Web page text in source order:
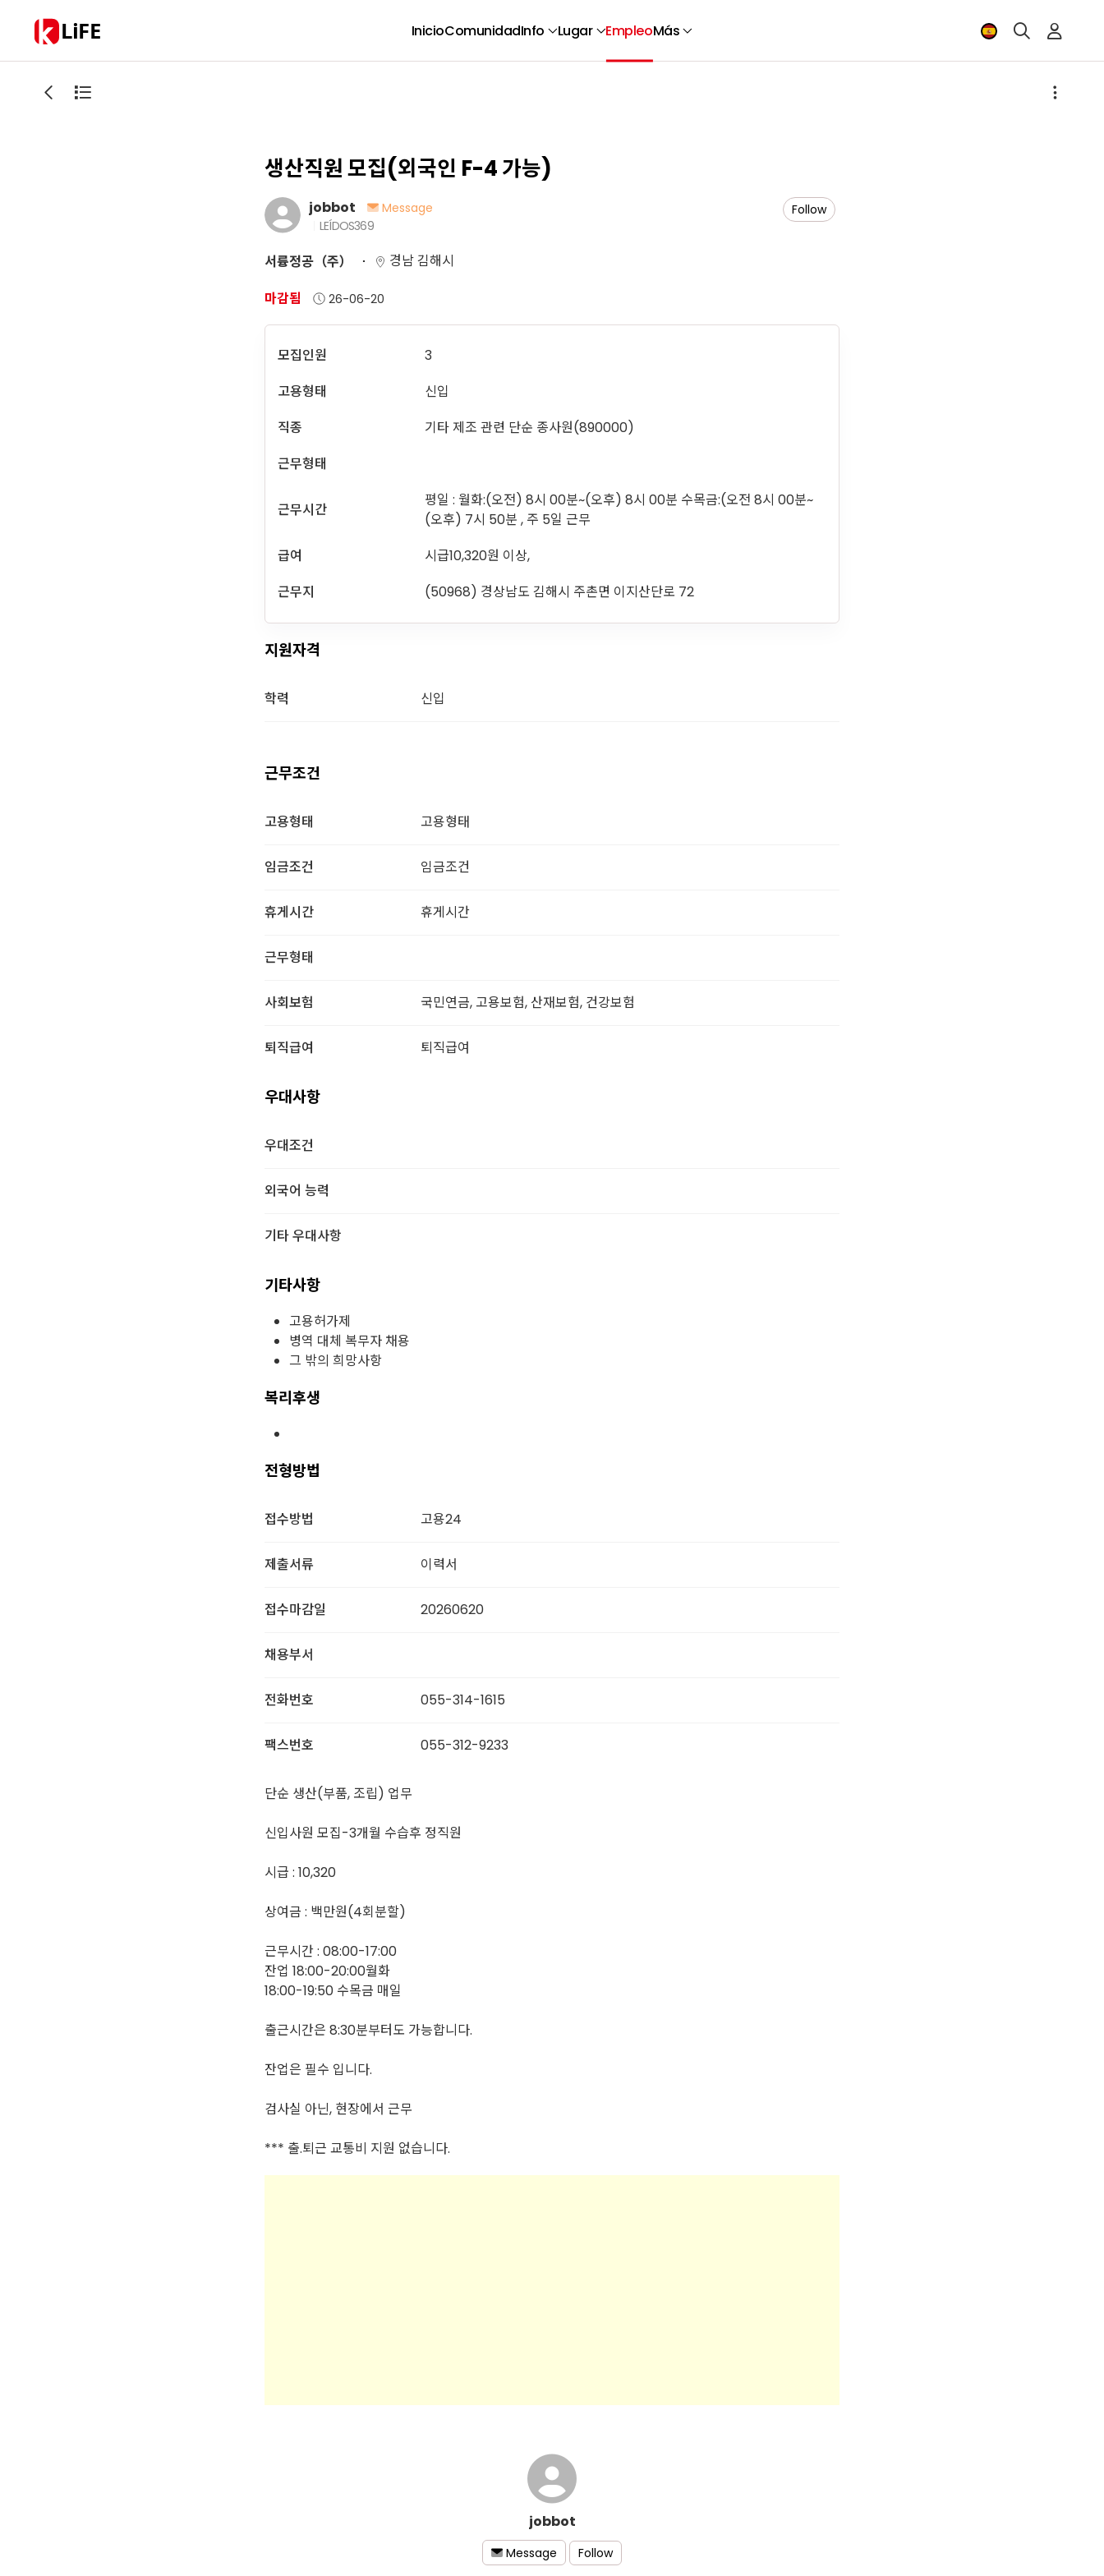
LiFE InicioComunidadInfo Lugar EmpleoMás
생산직원 모집(외국인 F-4 가능)
jobbot
Message
LEÍDOS369
Follow
서륭정공（주）
경남 김해시
마감됨
26-06-20
모집인원
3
고용형태
신입
직종
기타 제조 관련 단순 종사원(890000)
근무형태
근무시간
평일 : 월화:(오전) 8시 00분~(오후) 8시 00분 수목금:(오전 8시 00분~
(오후) 7시 50분 , 주 5일 근무
급여
시급10,320원 이상,
근무지
(50968) 경상남도 김해시 주촌면 이지산단로 72
지원자격
학력 신입
근무조건
고용형태 고용형태
임금조건 임금조건
휴게시간 휴게시간
근무형태
사회보험 국민연금, 고용보험, 산재보험, 건강보험
퇴직급여 퇴직급여
우대사항
우대조건
외국어 능력
기타 우대사항
기타사항
고용허가제
병역 대체 복무자 채용
그 밖의 희망사항
복리후생
전형방법
접수방법 고용24
제출서류 이력서
접수마감일 20260620
채용부서
전화번호 055-314-1615
팩스번호 055-312-9233
단순 생산(부품, 조립) 업무
신입사원 모집-3개월 수습후 정직원
시급 : 10,320
상여금 : 백만원(4회분할)
근무시간 : 08:00-17:00
잔업 18:00-20:00월화
18:00-19:50 수목금 매일
출근시간은 8:30분부터도 가능합니다.
잔업은 필수 입니다.
검사실 아닌, 현장에서 근무
*** 출.퇴근 교통비 지원 없습니다.
jobbot
Message Follow